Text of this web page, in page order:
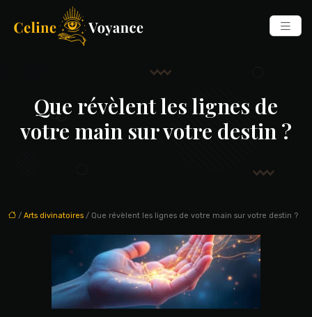
Que révèlent les lignes de
votre main sur votre destin ?
/ Arts divinatoires / Que révèlent les lignes de votre main sur votre destin ?